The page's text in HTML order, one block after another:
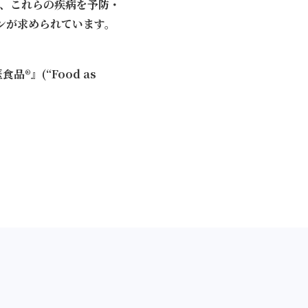
これらの疾病を予防・
求められています。
食品 』(“Food as